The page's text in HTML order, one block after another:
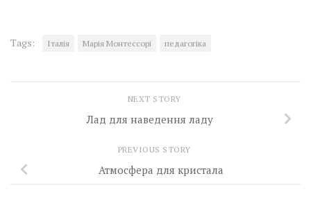
Tags: Італія Марія Монтессорі педагогіка
NEXT STORY
Лад для наведення ладу
PREVIOUS STORY
Атмосфера для кристала